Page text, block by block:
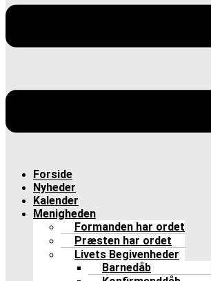
Forside
Nyheder
Kalender
Menigheden
Formanden har ordet
Præsten har ordet
Livets Begivenheder
Barnedåb